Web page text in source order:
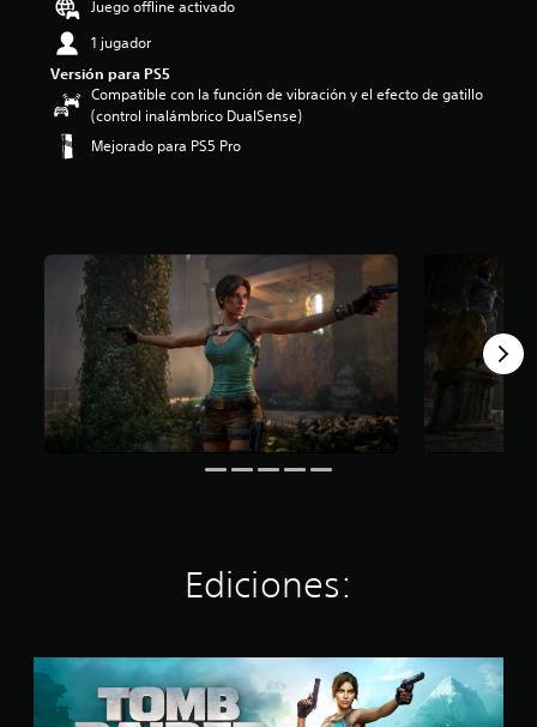
Juego offline activado
1 jugador
Versión para PS5
Compatible con la función de vibración y el efecto de gatillo
(control inalámbrico DualSense)
Mejorado para PS5 Pro
Ediciones:
E